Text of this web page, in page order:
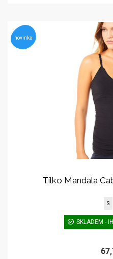
novinka
Tílko Mandala
S
SKLADEM -